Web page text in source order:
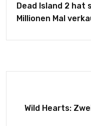
Dead Island 2 hat
Millionen Mal
Wild Hearts: